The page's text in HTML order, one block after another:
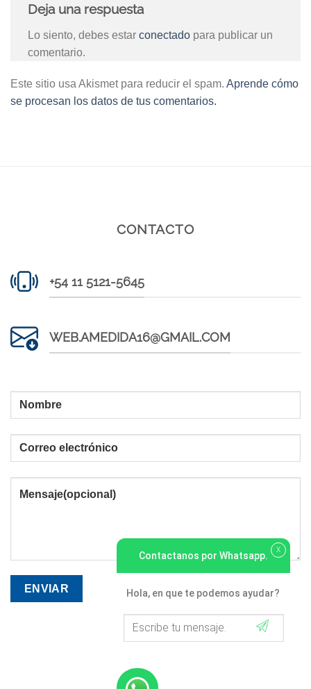
Deja una respuesta
Lo siento, debes estar conectado para publicar un
comentario.
Este sitio usa Akismet para reducir el spam. Aprende cómo
se procesan los datos de tus comentarios.
CONTACTO
+54 11 5121-5645
WEB.AMEDIDA16@GMAIL.COM
X
Contactanos por Whatsapp.
Hola, en que te podemos ayudar?